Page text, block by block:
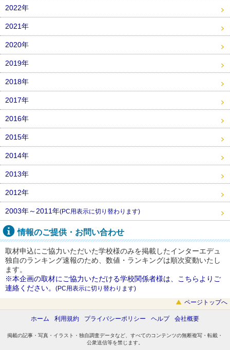
2022年
2021年
2020年
2019年
2018年
2017年
2016年
2015年
2014年
2013年
2012年
2003年～2011年(PC用表示に切り替わります)
情報のご提供・お問い合わせ
取材申込にご協力いただいた学校様のみを掲載したインターエデュ
独自のランキング速報のため、数値・ランキングは順次変動いたし
ます。
※本企画の取材にご協力いただける学校関係者様は、こちらよりご
連絡ください。 (PC用表示に切り替わります)
ページトップへ
ホーム 利用規約 プライバシーポリシー ヘルプ 会社概要
掲載の記事・写真・イラスト・独自調査データなど、すべてのコンテンツの無断複写・転載・
公衆送信等を禁じます。